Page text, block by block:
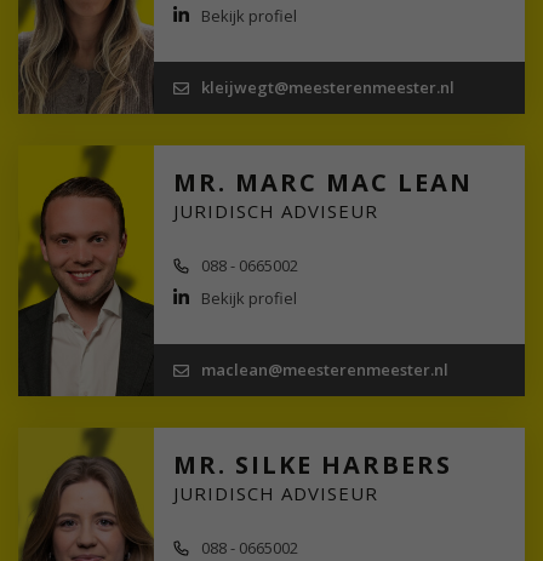
Bekijk profiel
kleijwegt@meesterenmeester.nl
MR. MARC MAC LEAN
JURIDISCH ADVISEUR
088 - 0665002
Bekijk profiel
maclean@meesterenmeester.nl
MR. SILKE HARBERS
JURIDISCH ADVISEUR
088 - 0665002